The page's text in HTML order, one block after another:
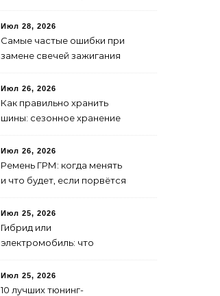
Июл 28, 2026
Самые частые ошибки при
замене свечей зажигания
Июл 26, 2026
Как правильно хранить
шины: сезонное хранение
Июл 26, 2026
Ремень ГРМ: когда менять
и что будет, если порвётся
Июл 25, 2026
Гибрид или
электромобиль: что
Июл 25, 2026
10 лучших тюнинг-